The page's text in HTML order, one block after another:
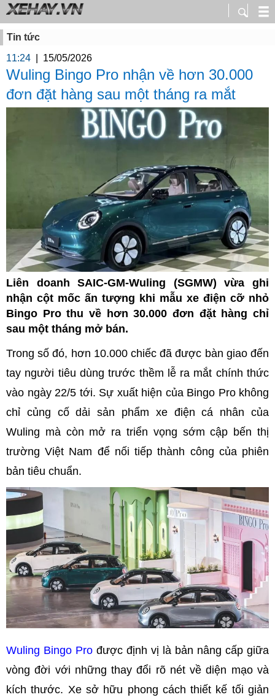
Tin tức
11:24
15/05/2026
Wuling Bingo Pro nhận về hơn 30.000
đơn đặt hàng sau một tháng ra mắt
Liên doanh SAIC-GM-Wuling (SGMW) vừa ghi
nhận cột mốc ấn tượng khi mẫu xe điện cỡ nhỏ
Bingo Pro thu về hơn 30.000 đơn đặt hàng chỉ
sau một tháng mở bán.
Trong số đó, hơn 10.000 chiếc đã được bàn giao đến
tay người tiêu dùng trước thềm lễ ra mắt chính thức
vào ngày 22/5 tới. Sự xuất hiện của Bingo Pro không
chỉ củng cố dải sản phẩm xe điện cá nhân của
Wuling mà còn mở ra triển vọng sớm cập bến thị
trường Việt Nam để nối tiếp thành công của phiên
bản tiêu chuẩn.
Wuling Bingo Pro được định vị là bản nâng cấp giữa
vòng đời với những thay đổi rõ nét về diện mạo và
kích thước. Xe sở hữu phong cách thiết kế tối giản